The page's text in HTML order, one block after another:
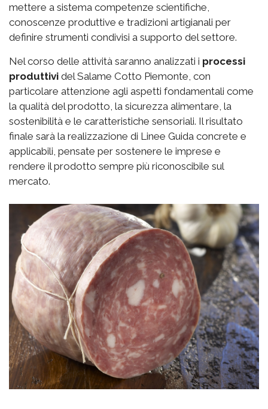
mettere a sistema competenze scientifiche,
conoscenze produttive e tradizioni artigianali per
definire strumenti condivisi a supporto del settore.
Nel corso delle attività saranno analizzati i processi
produttivi del Salame Cotto Piemonte, con
particolare attenzione agli aspetti fondamentali come
la qualità del prodotto, la sicurezza alimentare, la
sostenibilità e le caratteristiche sensoriali. Il risultato
finale sarà la realizzazione di Linee Guida concrete e
applicabili, pensate per sostenere le imprese e
rendere il prodotto sempre più riconoscibile sul
mercato.